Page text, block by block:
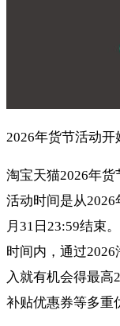
2026年货节活动开
淘宝天猫2026年
活动时间是从2026
月31日23:59结束
时间内，通过
入就有机会得最高
补贴优惠券等多重